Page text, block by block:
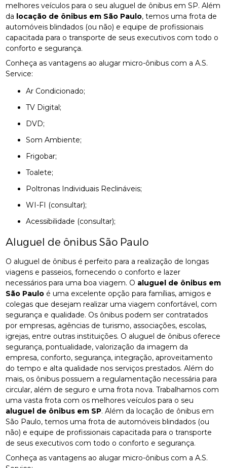
melhores veículos para o seu aluguel de ônibus em SP. Além
da locação de ônibus em São Paulo, temos uma frota de
automóveis blindados (ou não) e equipe de profissionais
capacitada para o transporte de seus executivos com todo o
conforto e segurança.
Conheça as vantagens ao alugar micro-ônibus com a A.S.
Service:
Ar Condicionado;
TV Digital;
DVD;
Som Ambiente;
Frigobar;
Toalete;
Poltronas Individuais Reclináveis;
WI-FI (consultar);
Acessibilidade (consultar);
Aluguel de ônibus São Paulo
O aluguel de ônibus é perfeito para a realização de longas
viagens e passeios, fornecendo o conforto e lazer
necessários para uma boa viagem. O aluguel de ônibus em
São Paulo é uma excelente opção para famílias, amigos e
colegas que desejam realizar uma viagem confortável, com
segurança e qualidade. Os ônibus podem ser contratados
por empresas, agências de turismo, associações, escolas,
igrejas, entre outras instituições. O aluguel de ônibus oferece
segurança, pontualidade, valorização da imagem da
empresa, conforto, segurança, integração, aproveitamento
do tempo e alta qualidade nos serviços prestados. Além do
mais, os ônibus possuem a regulamentação necessária para
circular, além de seguro e uma frota nova. Trabalhamos com
uma vasta frota com os melhores veículos para o seu
aluguel de ônibus em SP. Além da locação de ônibus em
São Paulo, temos uma frota de automóveis blindados (ou
não) e equipe de profissionais capacitada para o transporte
de seus executivos com todo o conforto e segurança.
Conheça as vantagens ao alugar micro-ônibus com a A.S.